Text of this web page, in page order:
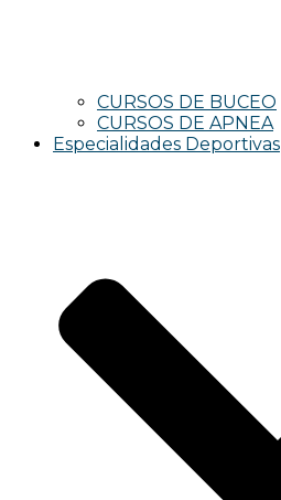
CURSOS DE BUCEO
CURSOS DE APNEA
Especialidades Deportivas